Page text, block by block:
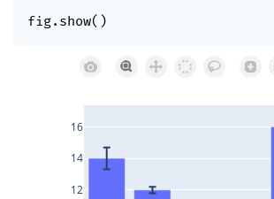
fig. show( )
12
14
16